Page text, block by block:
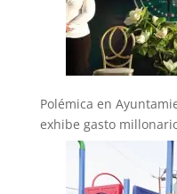
Polémica en
exhibe gasto